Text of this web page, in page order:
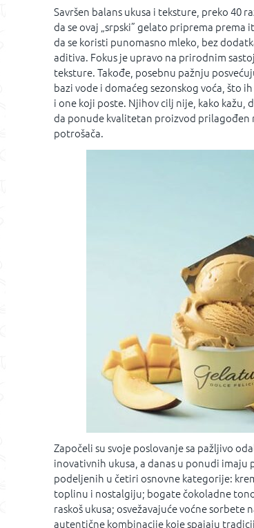
Savršen balans ukusa i teksture, preko 40
da se ovaj „srpski” gelato priprema prema
da se koristi punomasno mleko, bez
aditiva. Fokus je upravo na prirodnim
teksture. Takođe, posebnu pažnju
bazi vode i domaćeg sezonskog voća, što
i one koji poste. Njihov cilj nije, kako kažu,
da ponude kvalitetan proizvod prilagođen
potrošača.
Započeli su svoje poslovanje sa pažljivo
inovativnih ukusa, a danas u ponudi imaju
podeljenih u četiri osnovne kategorije:
toplinu i nostalgiju; bogate čokoladne
raskoš ukusa; osvežavajuće voćne sorbete
autentične kombinacije koje spajaju